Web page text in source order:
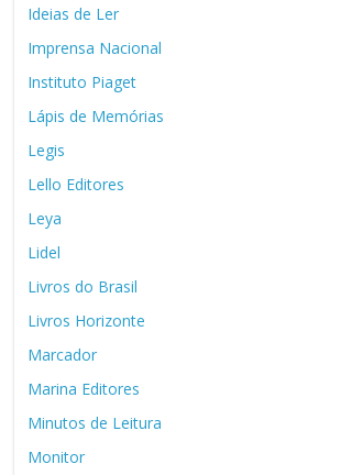
Ideias de Ler
Imprensa Nacional
Instituto Piaget
Lápis de Memórias
Legis
Lello Editores
Leya
Lidel
Livros do Brasil
Livros Horizonte
Marcador
Marina Editores
Minutos de Leitura
Monitor